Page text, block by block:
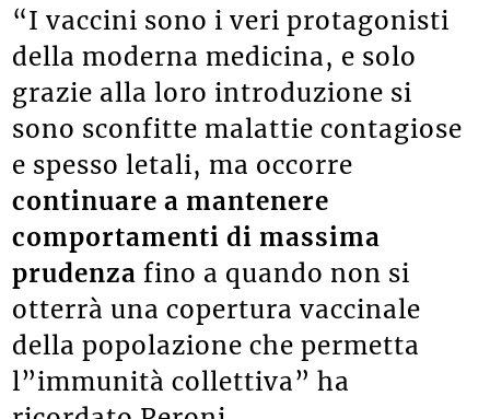
“I vaccini sono i veri protagonisti
della moderna medicina, e solo
grazie alla loro introduzione si
sono sconfitte malattie contagiose
e spesso letali, ma occorre
continuare a mantenere
comportamenti di massima
prudenza fino a quando non si
otterrà una copertura vaccinale
della popolazione che permetta
l”immunità collettiva” ha